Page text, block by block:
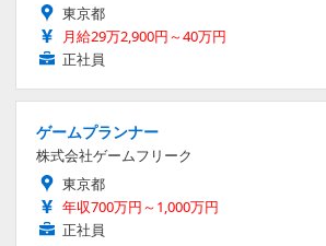
東京都
月給29万2,900円～40万円
正社員
ゲームプランナー
株式会社ゲームフリーク
東京都
年収700万円～1,000万円
正社員